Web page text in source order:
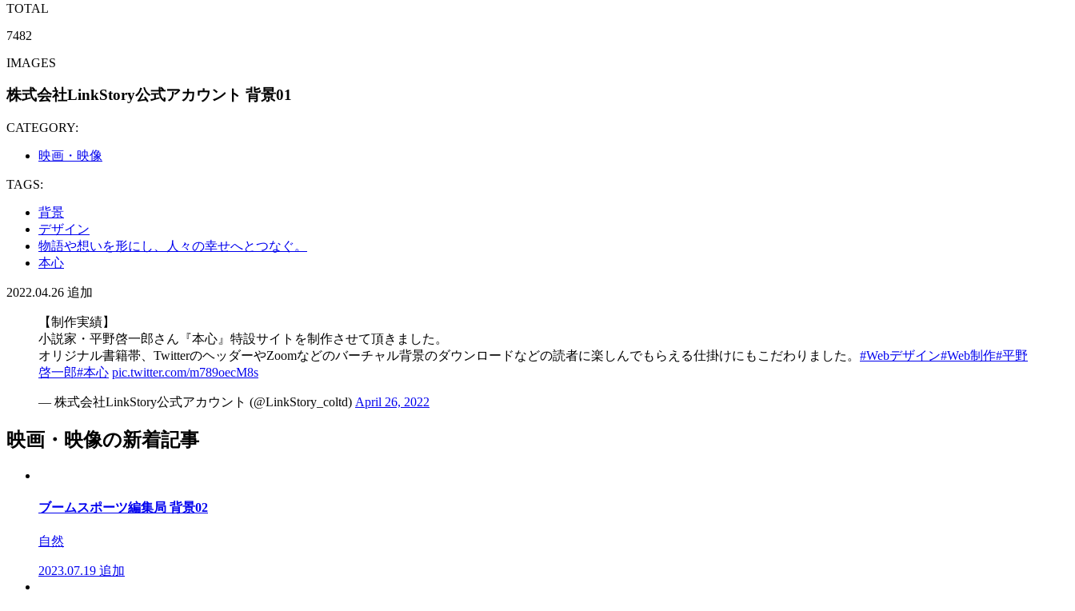
TOTAL
7482
IMAGES
株式会社LinkStory公式アカウント 背景01
CATEGORY:
映画・映像
TAGS:
背景
デザイン
物語や想いを形にし、人々の幸せへとつなぐ。
本心
2022.04.26 追加
【制作実績】
小説家・平野啓一郎さん『本心』特設サイトを制作させて頂きました。
オリジナル書籍帯、TwitterのヘッダーやZoomなどのバーチャル背景のダウンロードなどの読者に楽しんでもらえる仕掛けにもこだわりました。 #Webデザイン#Web制作#平野
啓一郎#本心 pic.twitter.com/m789oecM8s
— 株式会社LinkStory公式アカウント (@LinkStory_coltd) April 26, 2022
映画・映像の新着記事
ブームスポーツ編集局 背景02
自然
2023.07.19 追加